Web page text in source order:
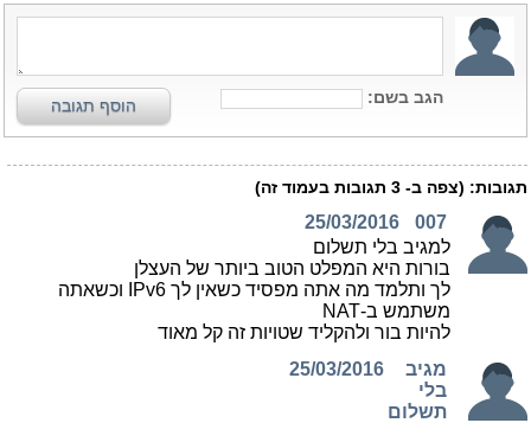
הגב בשם: הוסף תגובה
תגובות: (צפה ב- 3 תגובות בעמוד זה)
007
25/03/2016
למגיב בלי תשלום
בורות היא המפלט הטוב ביותר של העצלן
לך ותלמד מה אתה מפסיד כשאין לך IPv6 וכשאתה
משתמש ב-NAT
להיות בור ולהקליד שטויות זה קל מאוד
מגיב
בלי
תשלום
25/03/2016